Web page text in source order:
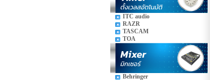
ITC audio
RAZR
TASCAM
TOA
Behringer